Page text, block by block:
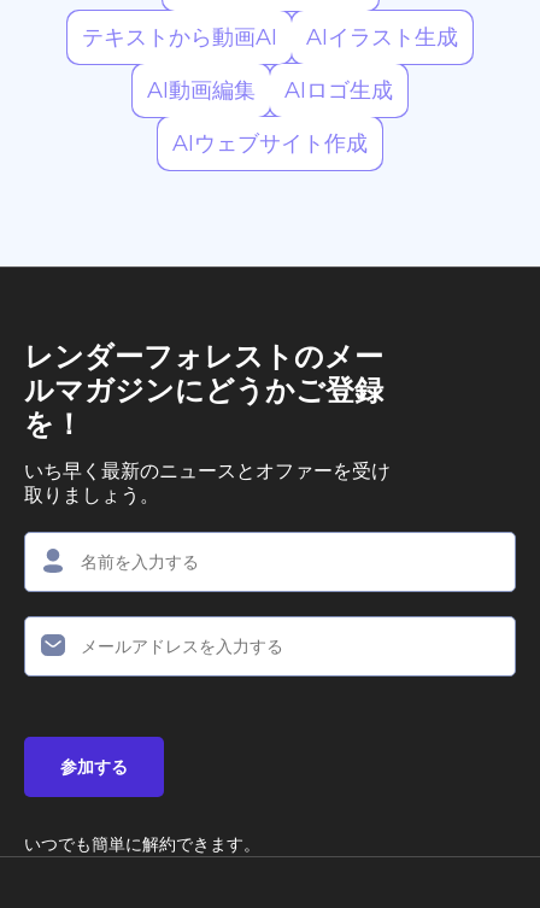
テキストから動画AI
AIイラスト生成
AI動画編集
AIロゴ生成
AIウェブサイト作成
レンダーフォレストのメー
ルマガジンにどうかご登録
を！
いち早く最新のニュースとオファーを受け
取りましょう。
参加する
いつでも簡単に解約できます。